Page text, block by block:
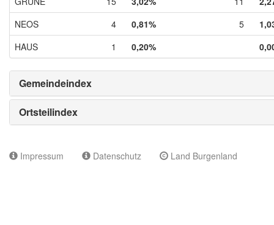
NEOS
4 0,81% 5
HAUS
1 0,20%
Gemeindeindex
Ortsteilindex
Impressum Datenschutz Land Burgenland